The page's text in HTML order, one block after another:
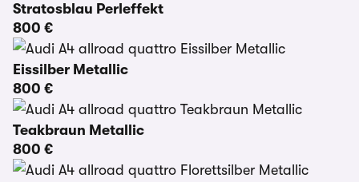
Stratosblau Perleffekt
800 €
Eissilber Metallic
800 €
Teakbraun Metallic
800 €